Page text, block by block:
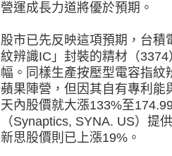
營運成長力道將優於預期。
股市已先反映這項預期，台
紋辨識IC」封裝的精材（
幅。同樣生產按壓型電容指
蘋果陣營，但因其自有專利能
天內股價就大漲133%至
（Synaptics, SYNA. US）提
新思股價則已上漲19%。